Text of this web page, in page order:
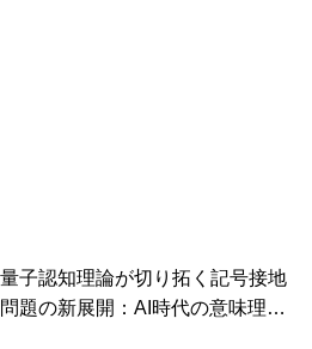
量子認知理論が切り拓く記号接地
問題の新展開：AI時代の意味理解